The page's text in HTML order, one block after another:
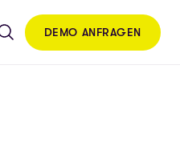
DEMO ANFRAGEN